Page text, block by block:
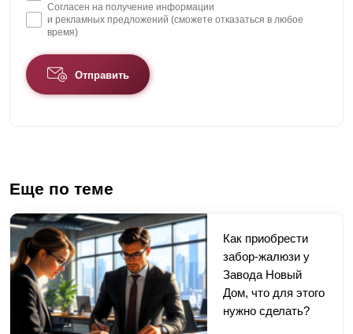
Согласен на получение информации
и рекламных предложений (сможете отказаться в любое
время)
Отправить
Еще по теме
Как приобрести
забор-жалюзи у
Завода Новый
Дом, что для этого
нужно сделать?